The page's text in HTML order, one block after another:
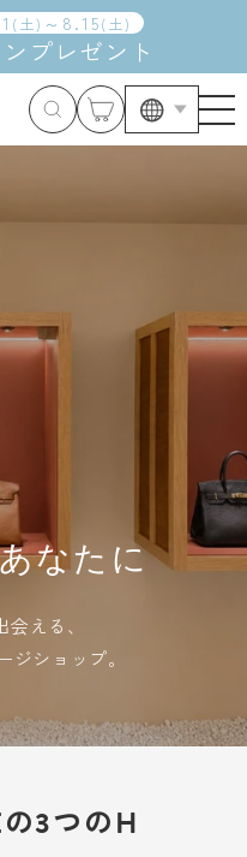
1 ( 土) ～ 8 . 15( 土)
プレゼント
なたに
える、
ショップ。
3つのH